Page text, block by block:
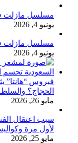
مسلسل مازلت في
يونيو 4, 2026
مسلسل مازلت
يونيو 4, 2026
فيروس “هانتا”
الحجاج؟
مايو 26, 2026
سبب اعتقال
لأول مرة
مايو 25, 2026